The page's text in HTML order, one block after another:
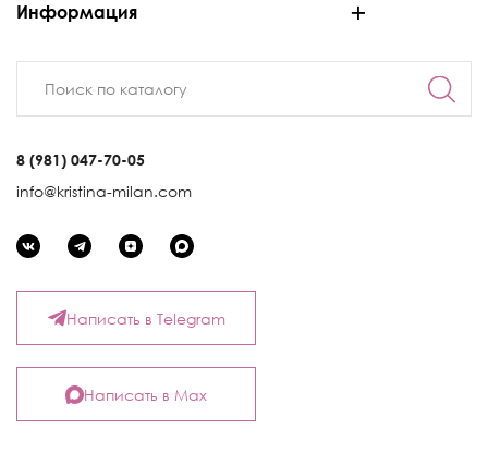
Информация
8 (981) 047-70-05
info@kristina-milan.com
Написать в Telegram
Написать в Max